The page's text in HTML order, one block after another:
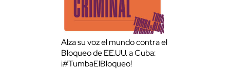
Alza su voz el mundo contra el
Bloqueo de EE.UU. a Cuba:
¡#TumbaElBloqueo!